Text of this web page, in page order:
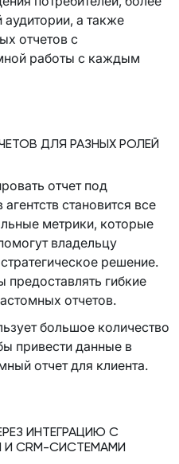
аудитории, а также
отчетов с
работы с каждым
ДЛЯ РАЗНЫХ РОЛЕЙ
отчет под
становится все
метрики, которые
владельцу
решение.
гибкие
отчетов.
большое количество
привести данные в
отчет для клиента.
ИНТЕГРАЦИЮ С
CRM-СИСТЕМАМИ